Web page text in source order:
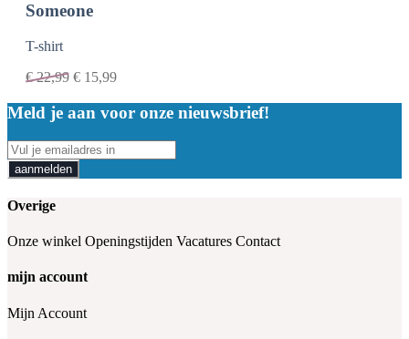
Someone
T-shirt
€22,99 € 15,99
Meld je aan voor onze nieuwsbrief!
aanmelden
Overige
Onze winkel Openingstijden Vacatures Contact
mijn account
Mijn Account